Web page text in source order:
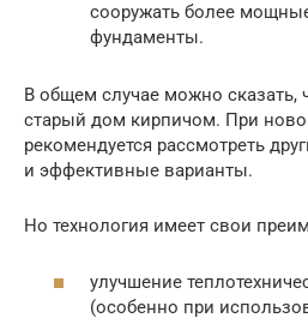
сооружать более
фундаменты.
В общем случае можно сказать,
старый дом кирпичом. При
рекомендуется рассмотреть
и эффективные варианты.
Но технология имеет свои
улучшение
(особенно при